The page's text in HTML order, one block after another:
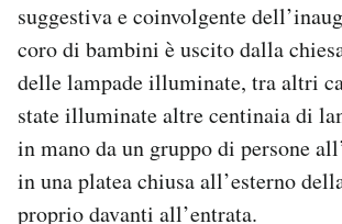
suggestiva e coinvolgente
coro di bambini è uscito dalla
delle lampade illuminate, tra altri
state illuminate altre centinaia di
in mano da un gruppo di persone
in una platea chiusa all’esterno
proprio davanti all’entrata.